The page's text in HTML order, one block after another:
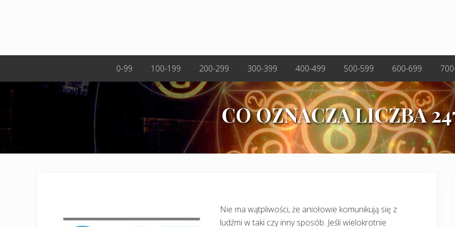
0-99 100-199 200-299 300-399 400-499 500-599 600-699
CO OZNACZA LICZBA
Nie ma wątpliwości, że aniołowie komunikują się z
ludźmi w taki czy inny sposób. Jeśli wielokrotnie